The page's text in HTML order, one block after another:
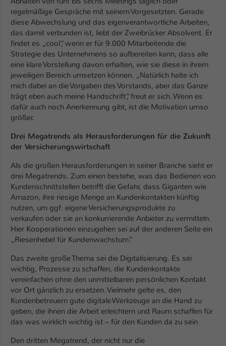
regelmäßige Gespräche mit seinem Vorgesetzten. Gerade
diese Abwechslung und das eigenverantwortliche Arbeiten,
das damit verbunden ist, liebt der Zweibrücker Absolvent. Er
findet es „cool“, wenn er für 9.000 Mitarbeitende die
Strategie des Unternehmens so aufbereiten kann, dass alle
eine klare Vorstellung davon erhalten, wie sie diese in ihrem
jeweiligen Bereich umsetzen können. „Natürlich halte ich
mich dabei an die Vorgaben des Vorstands, aber das Ganze
trägt eben auch meine Handschrift“, freut er sich. Wenn es
dafür auch noch Anerkennung gibt, ist die Motivation umso
größer.
Drei Megatrends als Herausforderungen für die Zukunft
der Versicherungswirtschaft
Als die großen Herausforderungen in seiner Branche sieht er
drei Megatrends. Zum einen bestehe, was das Bedienen von
Kundenschnittstellen betrifft die Gefahr, dass Giganten wie
Amazon, ihre riesige Menge an Kundenkontakten künftig
nutzen, um ggf. eigene Versicherungsprodukte zu
verkaufen oder sie an konkurrierende Anbieter zu vermitteln.
Hier Kooperationen einzugehen sei auf der anderen Seite ein
„Riesenhebel für Kundenwachstum“.
Das zweite große Thema sei die Digitalisierung. Es sei
wichtig, Prozesse zu schaffen, die Kundenkontakte
vereinfachen ohne den unmittelbaren persönlichen Kontakt
vor Ort gänzlich zu ersetzen. Vielmehr gelte es, den
Kundenbetreuern gute digitale Werkzeuge an die Hand zu
geben, die ihnen die Arbeit erleichtern und Raum schaffen für
das was wirklich wichtig ist – für den Kunden da zu sein
Den dritten Megatrend, der nicht nur die
zu verwalten.